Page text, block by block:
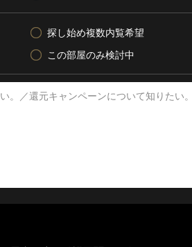
探し始め複数内覧希望
この部屋のみ検討中